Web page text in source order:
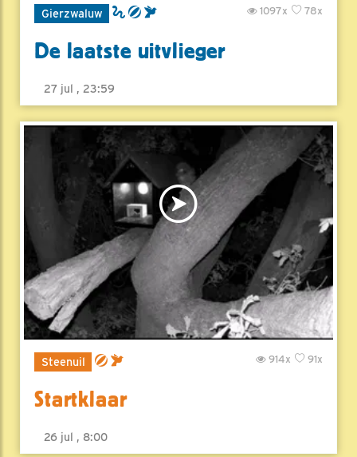
Gierzwaluw 78x
1097x
De laatste uitvlieger
27 jul , 23:59
Steenuil 91x
914x
Startklaar
26 jul , 8:00